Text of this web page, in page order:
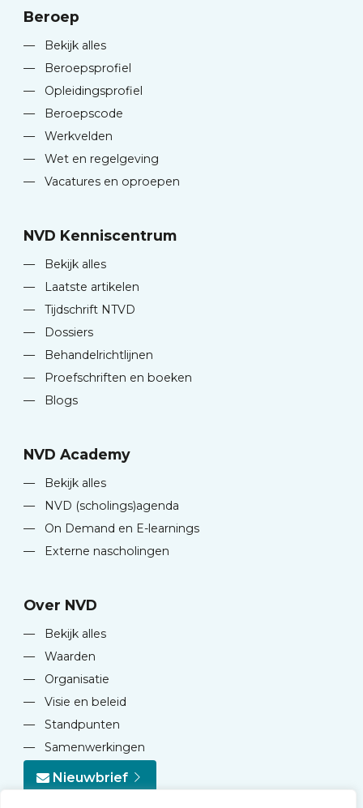
Beroep
—
Bekijk alles
—
Beroepsprofiel
—
Opleidingsprofiel
—
Beroepscode
—
Werkvelden
—
Wet en regelgeving
—
Vacatures en oproepen
NVD Kenniscentrum
—
Bekijk alles
—
Laatste artikelen
—
Tijdschrift NTVD
—
Dossiers
—
Behandelrichtlijnen
—
Proefschriften en boeken
—
Blogs
NVD Academy
—
Bekijk alles
—
NVD (scholings)agenda
—
On Demand en E-learnings
—
Externe nascholingen
Over NVD
—
Bekijk alles
—
Waarden
—
Organisatie
—
Visie en beleid
—
Standpunten
—
Samenwerkingen
Nieuwbrief